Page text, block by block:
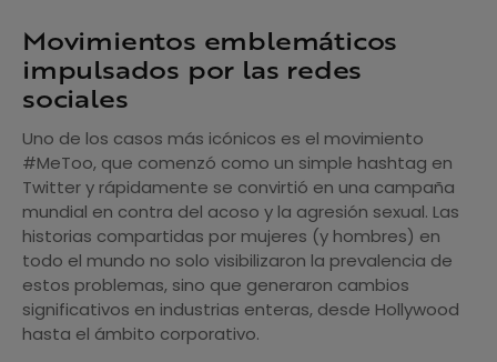
Movimientos emblemáticos
impulsados por las redes
sociales
Uno de los casos más icónicos es el movimiento
#MeToo, que comenzó como un simple hashtag en
Twitter y rápidamente se convirtió en una campaña
mundial en contra del acoso y la agresión sexual. Las
historias compartidas por mujeres (y hombres) en
todo el mundo no solo visibilizaron la prevalencia de
estos problemas, sino que generaron cambios
significativos en industrias enteras, desde Hollywood
hasta el ámbito corporativo.